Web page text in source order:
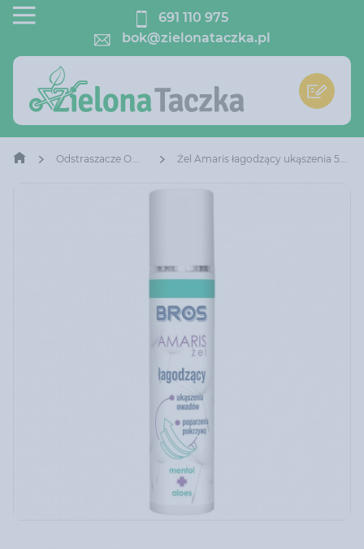
691 110 975
bok@zielonataczka.pl
Odstraszacze Owadów Żel Amaris łagodzący ukąszenia 50 ml Bros